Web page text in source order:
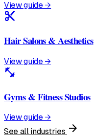
View guide →
content_cut
Hair Salons & Aesthetics
View guide →
fitness_center
Gyms & Fitness Studios
View guide →
See all industries arrow_forward